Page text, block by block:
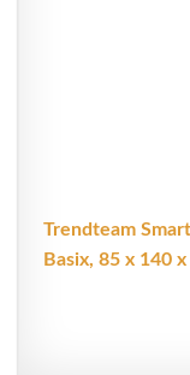
Trendteam
Basix, 85 x 140